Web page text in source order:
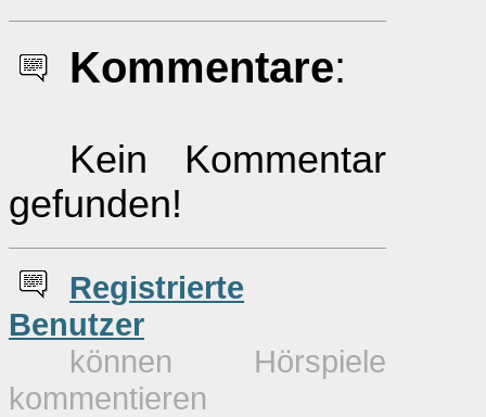
Kommentare:
Kein Kommentar
gefunden!
Registrierte
Benutzer
können Hörspiele
kommentieren